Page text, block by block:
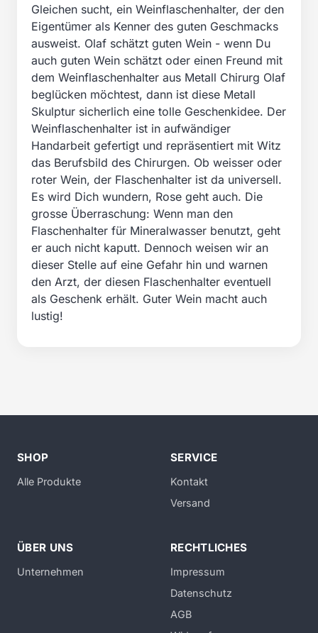
Gleichen sucht, ein Weinflaschenhalter, der den
Eigentümer als Kenner des guten Geschmacks
ausweist. Olaf schätzt guten Wein - wenn Du
auch guten Wein schätzt oder einen Freund mit
dem Weinflaschenhalter aus Metall Chirurg Olaf
beglücken möchtest, dann ist diese Metall
Skulptur sicherlich eine tolle Geschenkidee. Der
Weinflaschenhalter ist in aufwändiger
Handarbeit gefertigt und repräsentiert mit Witz
das Berufsbild des Chirurgen. Ob weisser oder
roter Wein, der Flaschenhalter ist da universell.
Es wird Dich wundern, Rose geht auch. Die
grosse Überraschung: Wenn man den
Flaschenhalter für Mineralwasser benutzt, geht
er auch nicht kaputt. Dennoch weisen wir an
dieser Stelle auf eine Gefahr hin und warnen
den Arzt, der diesen Flaschenhalter eventuell
als Geschenk erhält. Guter Wein macht auch
lustig!
SHOP
Alle Produkte
SERVICE
Kontakt
Versand
ÜBER UNS
Unternehmen
RECHTLICHES
Impressum
Datenschutz
AGB